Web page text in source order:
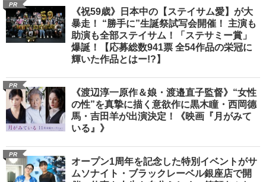
PR
《祝59歳》日本中の【ステイサム愛】が大
暴走！ “勝手に”生誕祭試写会開催！ 主演も
助演も全部ステイサム！「ステサミー賞」
爆誕！【応募総数941票 全54作品の栄冠に
輝いた作品とはー!?】
PR
《渡辺淳一原作＆娘・渡邉直子監督》“女性
の性”を真摯に描く意欲作に黒木瞳・西岡德
馬・吉田羊が出演決定！《映画『月がみて
いる』》
PR
オープン1周年を記念した特別イベントがサ
ムソナイト・ブラックレーベル銀座店で開